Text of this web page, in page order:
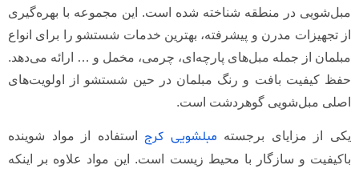
مبل‌شویی در منطقه شناخته شده است. این مجموعه با بهره‌گیری
از تجهیزات مدرن و پیشرفته، بهترین خدمات شستشو را برای انواع
مبلمان از جمله مبل‌های پارچه‌ای، چرمی، مخمل و … ارائه می‌دهد.
حفظ کیفیت بافت و رنگ مبلمان در حین شستشو از اولویت‌های
اصلی مبل‌شویی گوهردشت است.
یکی از مزایای برجسته مبلشویی کرج استفاده از مواد شوینده
باکیفیت و سازگار با محیط زیست است. این مواد علاوه بر اینکه